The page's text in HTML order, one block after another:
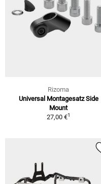
Rizoma
Universal Montagesatz Side
Mount
27,00 €1